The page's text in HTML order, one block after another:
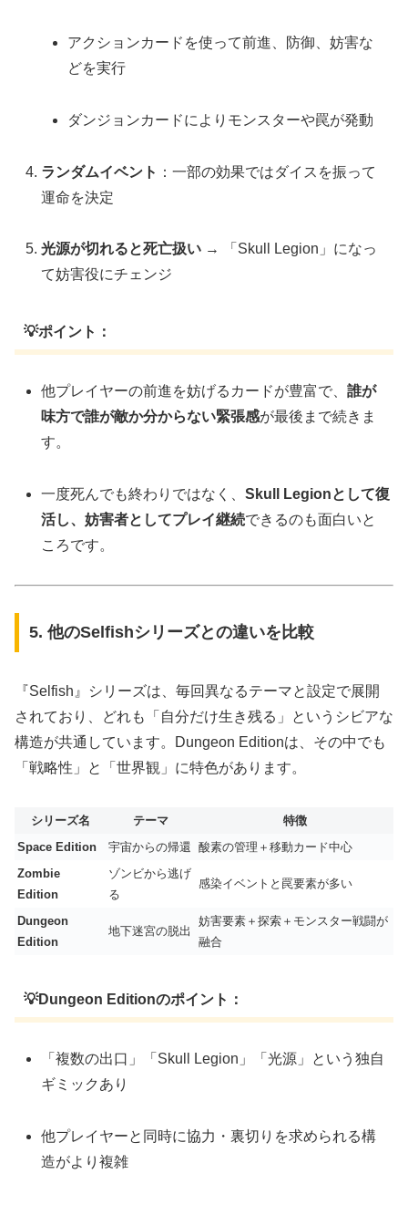
アクションカードを使って前進、防御、妨害な
どを実行
ダンジョンカードによりモンスターや罠が発動
ランダムイベント ：一部の効果ではダイスを振って
運命を決定
光源が切れると死亡扱い → 「Skull Legion」になっ
て妨害役にチェンジ
💡ポイント：
他プレイヤーの前進を妨げるカードが豊富で、誰が
味方で誰が敵か分からない緊張感が最後まで続きま
す。
一度死んでも終わりではなく、Skull Legionとして復
活し、妨害者としてプレイ継続できるのも面白いと
ころです。
5. 他のSelfishシリーズとの違いを比較
『Selfish』シリーズは、毎回異なるテーマと設定で展開
されており、どれも「自分だけ生き残る」というシビアな
構造が共通しています。Dungeon Editionは、その中でも
「戦略性」と「世界観」に特色があります。
シリーズ名 テーマ
特徴
Space Edition
宇宙からの帰還 酸素の管理＋移動カード中心
Zombie
Edition
ゾンビから逃げ
る
感染イベントと罠要素が多い
Dungeon
Edition
地下迷宮の脱出
妨害要素＋探索＋モンスター戦闘が
融合
💡Dungeon Editionのポイント：
「複数の出口」「Skull Legion」「光源」という独自
ギミックあり
他プレイヤーと同時に協力・裏切りを求められる構
造がより複雑